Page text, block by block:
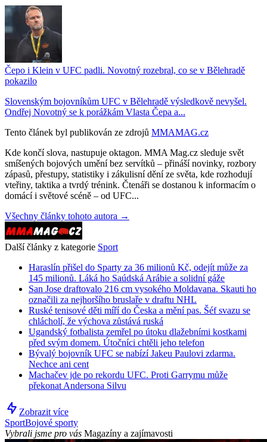
Čepo i Klein v UFC padli. Novotný rozebral, co se v Bělehradě
pokazilo
Slovenským bojovníkům UFC v Bělehradě výsledkově nevyšel.
Ondřej Novotný se k porážkám Vlasta Čepa a...
Tento článek byl publikován ze zdrojů MMAMAG.cz
Kde končí slova, nastupuje oktagon. MMA Mag.cz sleduje svět
smíšených bojových umění bez servítků – přináší novinky, rozbory
zápasů, přestupy, statistiky i zákulisní dění ze světa, kde rozhodují
vteřiny, taktika a tvrdý trénink. Čtenáři se dostanou k informacím o
domácí i světové scéně – od UFC...
Všechny články tohoto autora →
Další články z kategorie Sport
Haraslín přišel do Sparty za 36 milionů Kč, odejít může za
145 milionů. Láká ho Saúdská Arábie a solidní gáže
San Jose draftovalo 216 cm vysokého Moldavana. Skauti ho
označili za nejhoršího bruslaře v draftu NHL
Ruské tenisové děti míří do Česka a mění pas. Šéf svazu se
chlácholí, že výchova zůstává ruská
Ugandský fotbalista zemřel po útoku dlažebními kostkami
před svým domem. Útočníci chtěli jeho telefon
Bývalý bojovník UFC se nabízí Jakeu Paulovi zdarma.
Nechce ani cent
Machačev jde po rekordu UFC. Proti Garrymu může
překonat Andersona Silvu
Zobrazit více
SportBojové sporty
Vybrali jsme pro vás Magazíny a zajímavosti